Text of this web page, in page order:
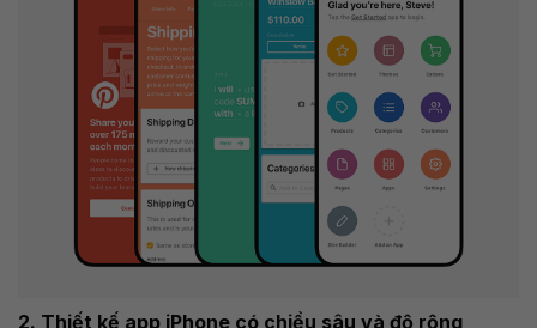
2. Thiết kế app iPhone có chiều sâu và độ rộng